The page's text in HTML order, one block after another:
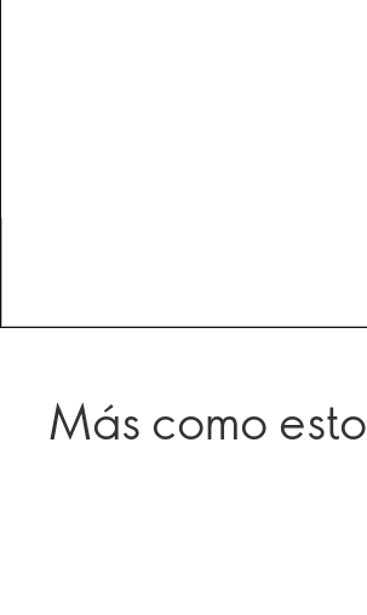
Más como esto